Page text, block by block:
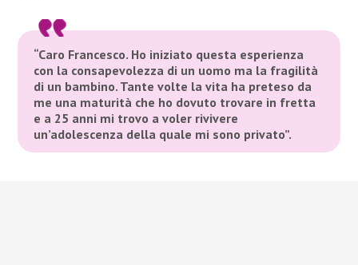
“Caro Francesco. Ho iniziato questa esperienza
con la consapevolezza di un uomo ma la fragilità
di un bambino. Tante volte la vita ha preteso da
me una maturità che ho dovuto trovare in fretta
e a 25 anni mi trovo a voler rivivere
un’adolescenza della quale mi sono privato”.